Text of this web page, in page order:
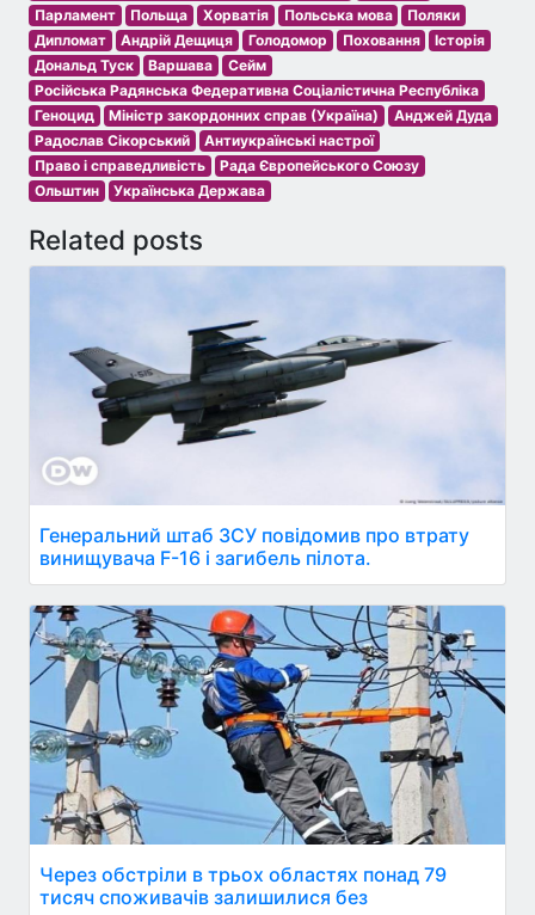
Парламент
Польща Хорватія Польська мова
Поляки
Дипломат
Андрій Дещиця Голодомор Поховання
Історія
Дональд Туск
Варшава
Сейм
Російська Радянська Федеративна Соціалістична Республіка
Геноцид
Міністр закордонних справ (Україна)
Анджей Дуда
Радослав Сікорський
Антиукраїнські настрої
Право і справедливість
Рада Європейського Союзу
Ольштин
Українська Держава
Related posts
Генеральний штаб ЗСУ повідомив про втрату
винищувача F-16 і загибель пілота.
Через обстріли в трьох областях понад 79
тисяч споживачів залишилися без